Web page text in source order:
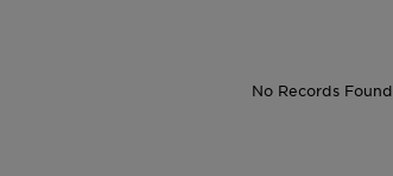
No Records Found